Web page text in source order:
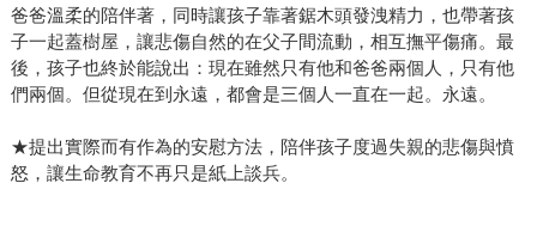
爸爸溫柔的陪伴著，同時讓孩子靠著鋸木頭發洩精力，也帶著孩
子一起蓋樹屋，讓悲傷自然的在父子間流動，相互撫平傷痛。最
後，孩子也終於能說出：現在雖然只有他和爸爸兩個人，只有他
們兩個。但從現在到永遠，都會是三個人一直在一起。永遠。
★提出實際而有作為的安慰方法，陪伴孩子度過失親的悲傷與憤
怒，讓生命教育不再只是紙上談兵。